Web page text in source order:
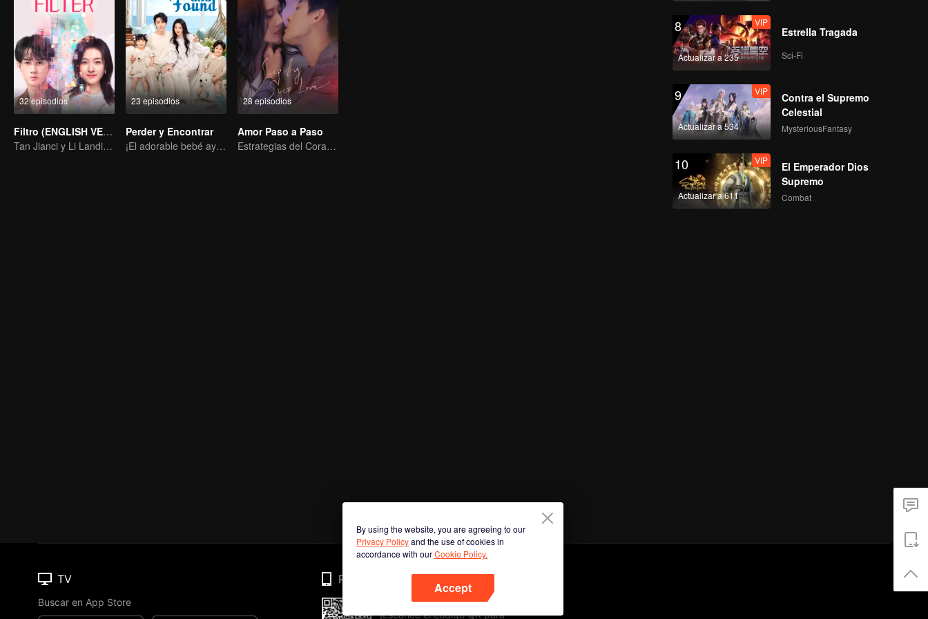
32 episodios
Filtro (ENGLISH VER.)
Tan Jianci y Li Landi: Una "vida de mil facetas"
23 episodios
Perder y Encontrar
¡El adorable bebé ayuda, papá al tanto!
28 episodios
Amor Paso a Paso
Estrategias del Corazón
8
Actualizar a 235
VIP
Estrella Tragada
Sci-Fi
9
Actualizar a 534
VIP
Contra el Supremo
Celestial
MysteriousFantasy
10
Actualizar a 611
VIP
El Emperador Dios
Supremo
Combat
By using the website, you are agreeing to our
Privacy Policyand the use of cookies in
accordance with ourCookie Policy.
Accept
TV
Buscar en App Store
Phone
¡Escanee el código QR para